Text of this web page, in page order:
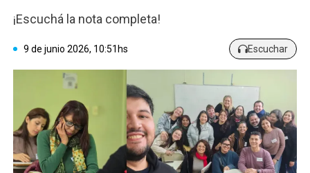
¡Escuchá la nota completa!
9 de junio 2026, 10:51hs Escuchar